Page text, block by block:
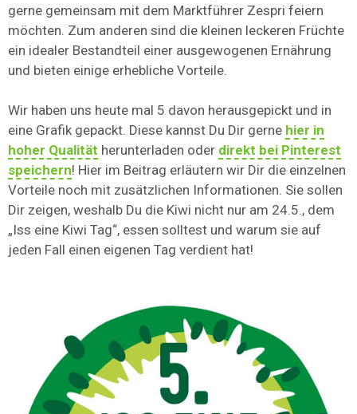
gerne gemeinsam mit dem Marktführer Zespri feiern
möchten. Zum anderen sind die kleinen leckeren Früchte
ein idealer Bestandteil einer ausgewogenen Ernährung
und bieten einige erhebliche Vorteile.
Wir haben uns heute mal 5 davon herausgepickt und in
eine Grafik gepackt. Diese kannst Du Dir gerne hier in
hoher Qualität herunterladen oder direkt bei Pinterest
speichern! Hier im Beitrag erläutern wir Dir die einzelnen
Vorteile noch mit zusätzlichen Informationen. Sie sollen
Dir zeigen, weshalb Du die Kiwi nicht nur am 24.5., dem
„Iss eine Kiwi Tag“, essen solltest und warum sie auf
jeden Fall einen eigenen Tag verdient hat!